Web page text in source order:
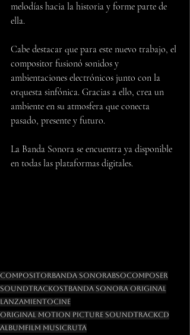
melodías hacia la historia y forme parte de
ella.
Cabe destacar que para este nuevo trabajo, el
compositor fusionó sonidos y
ambientaciones electrónicos junto con la
orquesta sinfónica. Gracias a ello, crea un
ambiente en su atmosfera que conecta
pasado, presente y futuro.
La Banda Sonora se encuentra ya disponible
en todas las plataformas digitales.
CompositorBanda SonoraBSOComposer
SoundtrackOSTBanda Sonora Original
LanzamientoCine
Original Motion Picture SoundtrackCD
AlbumFilm MusicRuta